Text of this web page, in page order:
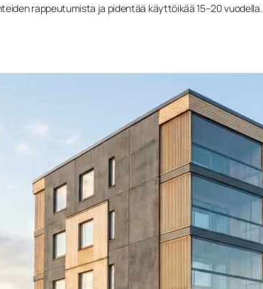
rappeutumista ja pidentää käyttöikää 15–20 vuodella.